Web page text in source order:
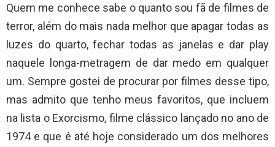
Quem me conhece sabe o quanto sou fã de filmes de
terror, além do mais nada melhor que apagar todas as
luzes do quarto, fechar todas as janelas e dar play
naquele longa-metragem de dar medo em qualquer
um. Sempre gostei de procurar por filmes desse tipo,
mas admito que tenho meus favoritos, que incluem
na lista o Exorcismo, filme clássico lançado no ano de
1974 e que é até hoje considerado um dos melhores